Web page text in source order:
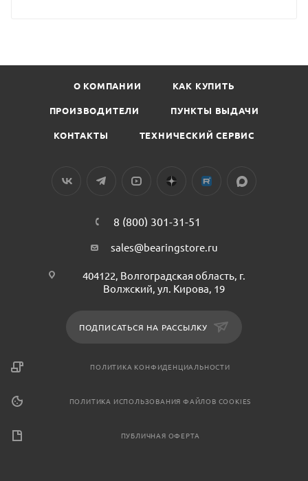
О КОМПАНИИ КАК КУПИТЬ
ПРОИЗВОДИТЕЛИ ПУНКТЫ ВЫДАЧИ
КОНТАКТЫ ТЕХНИЧЕСКИЙ СЕРВИС
8 (800) 301-31-51
sales@bearingstore.ru
404122, Волгоградская область, г.
Волжский, ул. Кирова, 19
ПОДПИСАТЬСЯ НА РАССЫЛКУ
ПОЛИТИКА КОНФИДЕНЦИАЛЬНОСТИ
ПОЛИТИКА ИСПОЛЬЗОВАНИЯ ФАЙЛОВ COOKIES
ПУБЛИЧНАЯ ОФЕРТА